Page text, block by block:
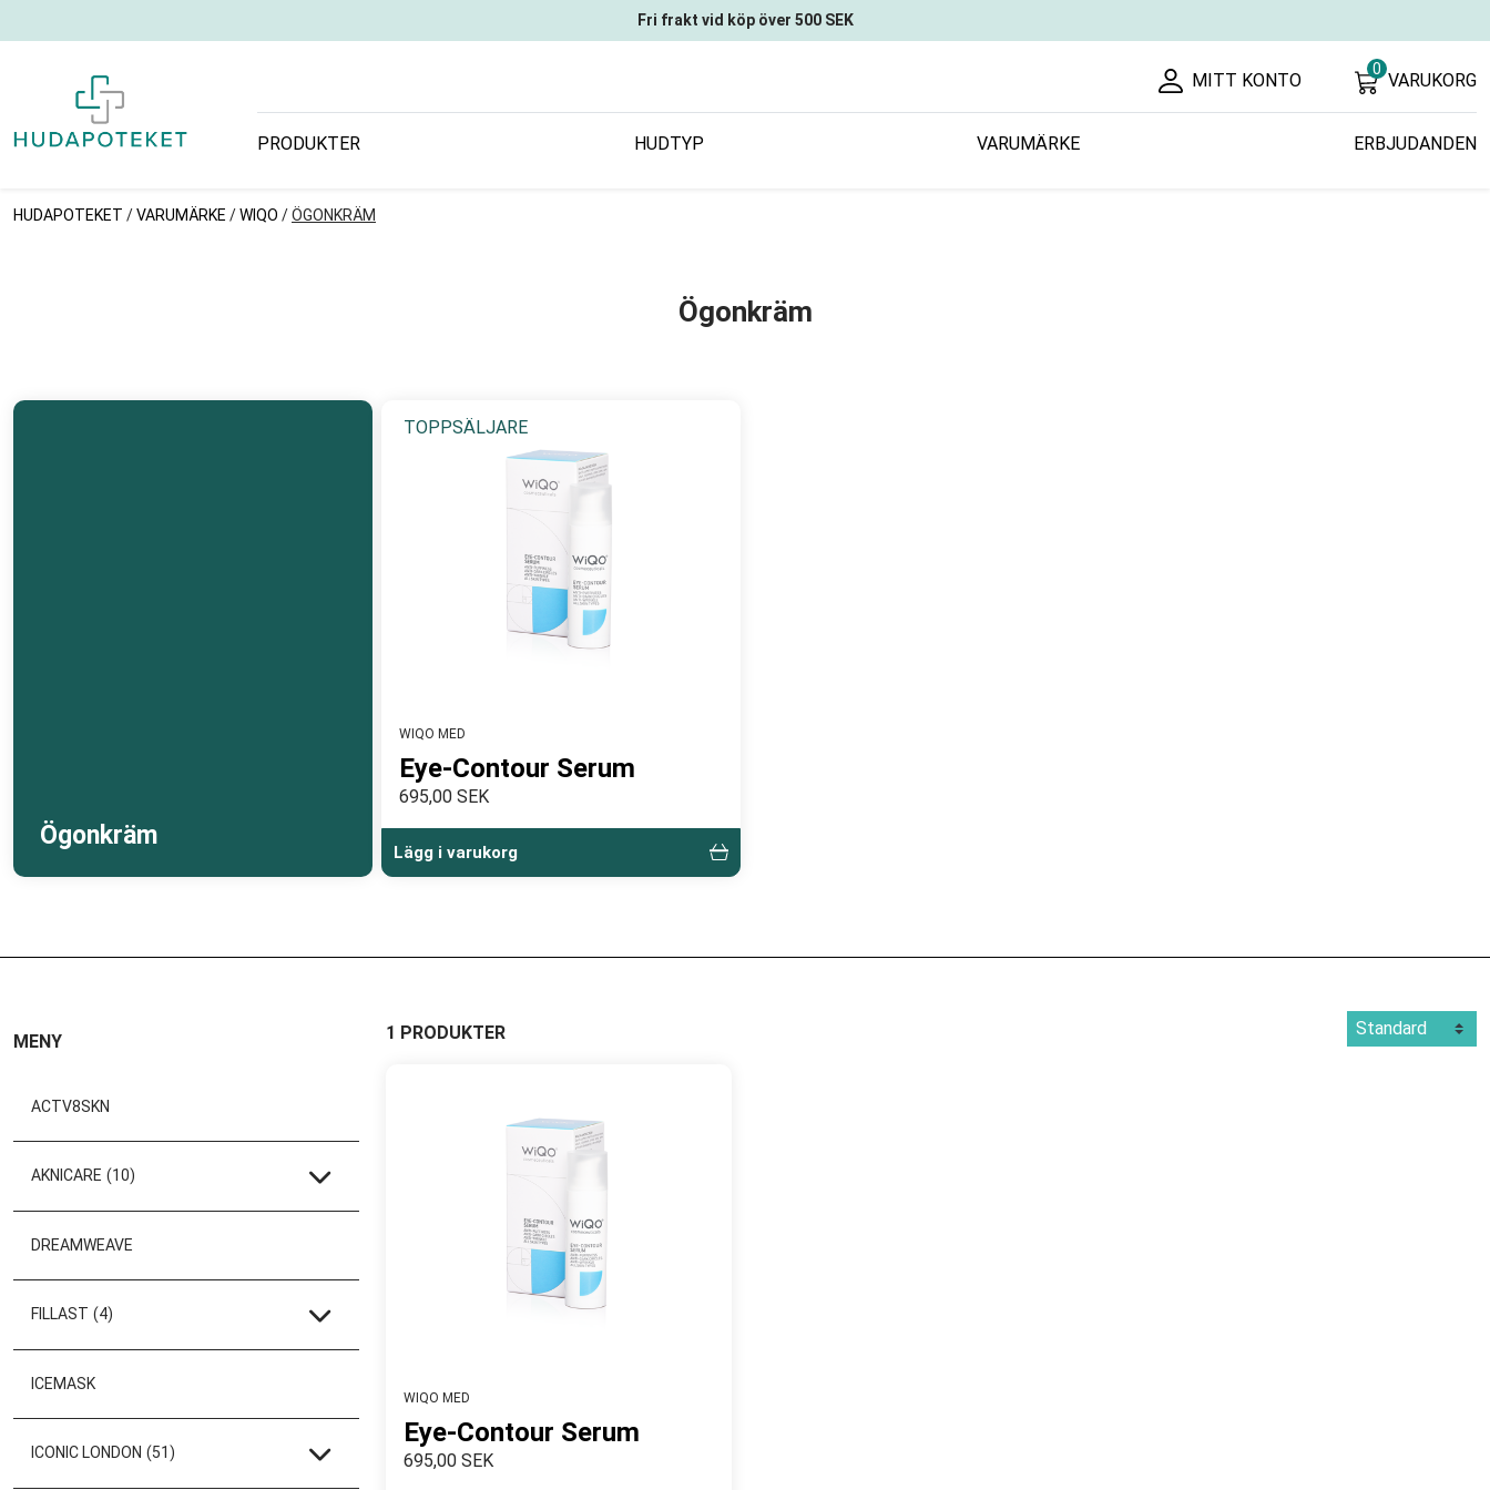
Fri frakt vid köp över 500 SEK
MITT KONTO
0
VARUKORG
PRODUKTER HUDTYP VARUMÄRKE ERBJUDANDEN
HUDAPOTEKET /VARUMÄRKE /WIQO /ÖGONKRÄM
Ögonkräm
Ögonkräm
TOPPSÄLJARE
WIQO MED
Eye-Contour Serum
695,00 SEK
Lägg i varukorg
MENY
ACTV8SKN
AKNICARE (10)
DREAMWEAVE
FILLAST (4)
ICEMASK
ICONIC LONDON (51)
1 PRODUKTER
WIQO MED
Eye-Contour Serum
695,00 SEK